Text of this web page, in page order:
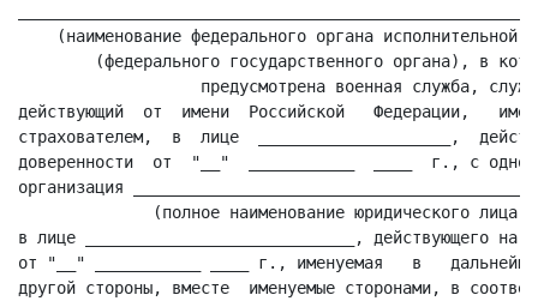
(наименование федерального органа исполнительной
(федерального государственного органа), в
предусмотрена военная служба,
действующий  от  имени  Российской   Федерации,
страхователем,  в  лице  ____________________,
доверенности  от  "__"  ___________  ____  г., с одной
организация
(полное наименование юридического лица,
в лице ____________________________, действующего на
от "__" ___________ ____ г., именуемая   в
другой стороны, вместе  именуемые сторонами, в